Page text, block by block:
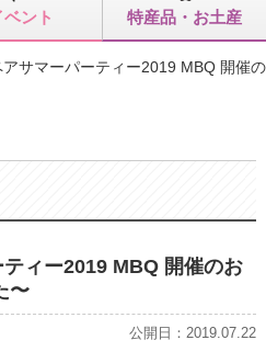
ベント 特産品・お土産
アサマーパーティー2019 MBQ 開催の
ィー2019 MBQ 開催のお
〜
公開日：2019.07.22